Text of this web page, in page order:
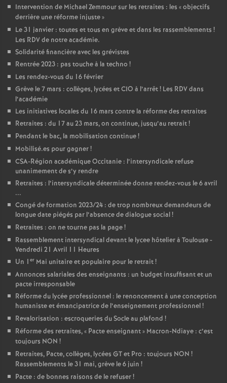
Intervention de Michael Zemmour sur les retraites : les «objectifs
derrière une réforme injuste»
Le 31 janvier : toutes et tous en grève et dans les rassemblements !
Les RDV de notre académie.
Solidarité financière avec les grévistes
Rentrée 2023 : pas touche à la techno !
Les rendez-vous du 16 février
Grève le 7 mars : collèges, lycées et CIO à l’arrêt! Les RDV dans
l’académie
Les initiatives locales du 16 mars contre la réforme des retraites
Retraites : du 17 au 23 mars, on continue, jusqu’au retrait!
Pendant le bac, la mobilisation continue!
Mobilisé.es pour gagner!
CSA-Région académique Occitanie : l’intersyndicale refuse
unanimement de s’y rendre
Retraites : l’intersyndicale déterminée donne rendez-vous le 6 avril
...
Congé de formation 2023/24 : de trop nombreux demandeurs de
longue date piégés par l’absence de dialogue social!
Retraites : on ne tourne pas la page!
Rassemblement intersyndical devant le lycee hôtelier à Toulouse -
Vendredi 21 Avril 11 Heures
Un 1 er Mai unitaire et populaire pour le retrait!
Annonces salariales des enseignants : un budget insuffisant et un
pacte irresponsable
Réforme du lycée professionnel : le renoncement à une conception
humaniste et émancipatrice de l’enseignement professionnel!
Revalorisation : escroqueries du Socle au plafond !
Réforme des retraites, « Pacte enseignant» Macron-Ndiaye : c’est
toujours NON !
Retraites, Pacte, collèges, lycées GT et Pro : toujours NON !
Rassemblements le 31 mai, grève le 6 juin !
Pacte : de bonnes raisons de le refuser!